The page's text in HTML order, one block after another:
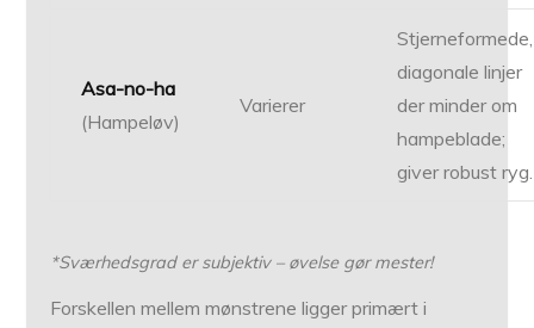
Asa-no-ha
(Hampeløv)
Varierer
Stjerneformede,
diagonale linjer
der minder om
hampeblade;
giver robust ryg.
*Sværhedsgrad er subjektiv – øvelse gør mester!
Forskellen mellem mønstrene ligger primært i